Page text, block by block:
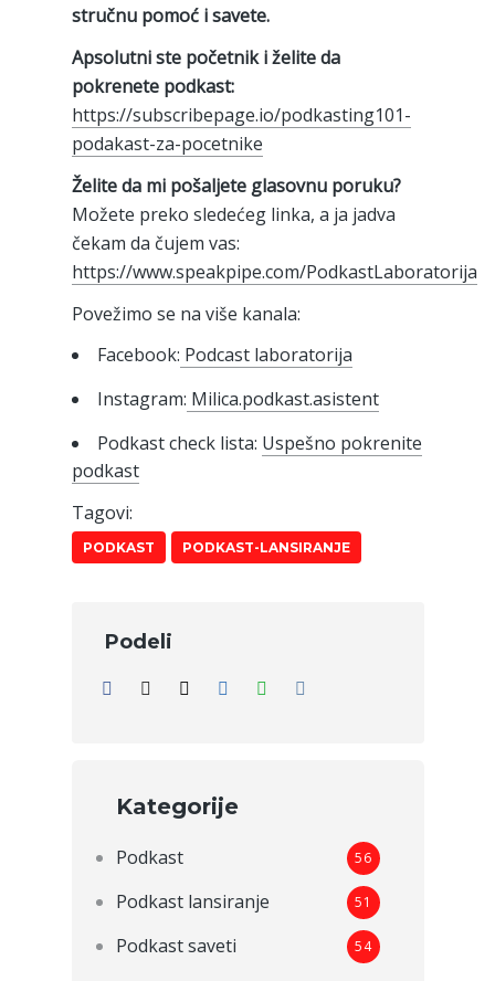
stručnu pomoć i savete.
Apsolutni ste početnik i želite da
pokrenete podkast:
https://subscribepage.io/podkasting101-
podakast-za-pocetnike
Želite da mi pošaljete glasovnu poruku?
Možete preko sledećeg linka, a ja jadva
čekam da čujem vas:
https://www.speakpipe.com/PodkastLaboratorija
Povežimo se na više kanala:
Facebook: Podcast laboratorija
Instagram: Milica.podkast.asistent
Podkast check lista: Uspešno pokrenite
podkast
Tagovi:
PODKAST PODKAST-LANSIRANJE
Podeli
Kategorije
Podkast 56
Podkast lansiranje 51
Podkast saveti 54